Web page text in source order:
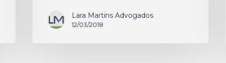
Lara Martins Advogados
12/03/2018